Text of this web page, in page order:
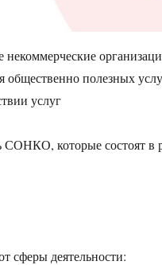
общественно полезных
услуг
которые состоят в
сферы деятельности: